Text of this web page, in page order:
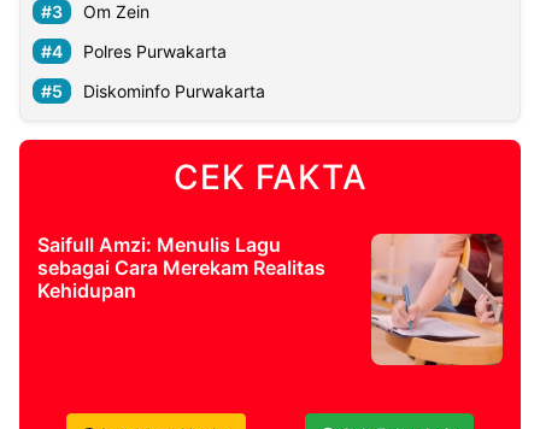
Om Zein
Polres Purwakarta
Diskominfo Purwakarta
CEK FAKTA
Saifull Amzi: Menulis Lagu
sebagai Cara Merekam Realitas
Kehidupan